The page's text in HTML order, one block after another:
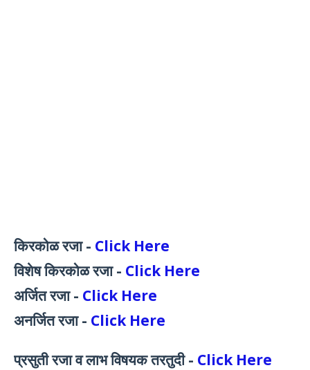
किरकोळ रजा - Click Here
विशेष किरकोळ रजा - Click Here
अर्जित रजा - Click Here
अनर्जित रजा - Click Here
प्रसुती रजा व लाभ विषयक तरतुदी - Click Here